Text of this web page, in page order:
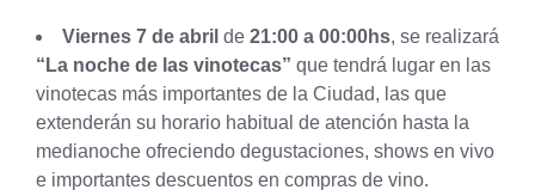
Viernes 7 de abril de 21:00 a 00:00hs, se realizará
“La noche de las vinotecas” que tendrá lugar en las
vinotecas más importantes de la Ciudad, las que
extenderán su horario habitual de atención hasta la
medianoche ofreciendo degustaciones, shows en vivo
e importantes descuentos en compras de vino.